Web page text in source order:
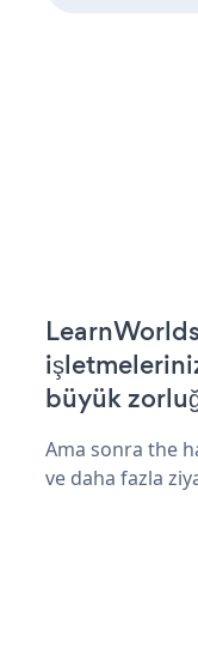
büyük
Ama sonra the
ve daha fazla